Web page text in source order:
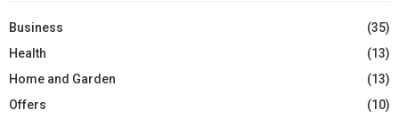
Business
(35)
Health
(13)
Home and Garden
(13)
Offers
(10)